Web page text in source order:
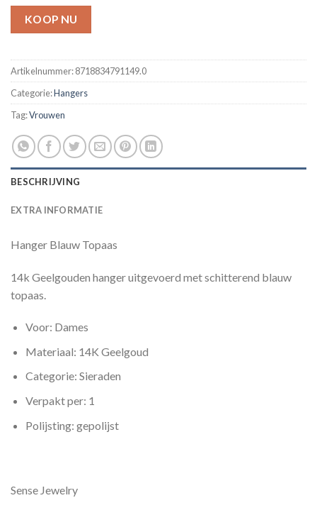
KOOP NU
Artikelnummer:8718834791149.0
Categorie:Hangers
Tag:Vrouwen
BESCHRIJVING
EXTRA INFORMATIE
Hanger Blauw Topaas
14k Geelgouden hanger uitgevoerd met schitterend blauw
topaas.
Voor: Dames
Materiaal: 14K Geelgoud
Categorie: Sieraden
Verpakt per: 1
Polijsting: gepolijst
Sense Jewelry